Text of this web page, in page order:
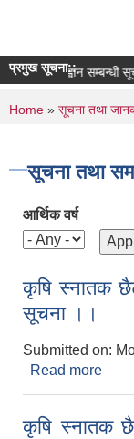
प्रमुख सूचना::
दररेट आह्वान सम्बन्धी सूचना !
You are
Home » सूचना तथा
सूचना तथा
आर्थिक वर्ष
कृषि स्नातक
सूचना ।।
Submitted on:
Read more
कृषि स्नातक